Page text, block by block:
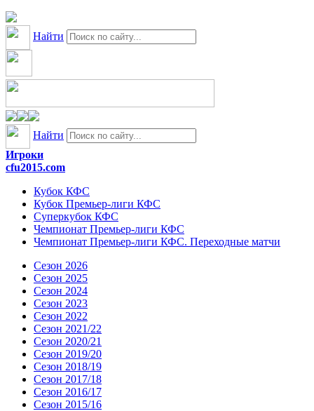
Найти
Найти
Игроки
cfu2015.com
Кубок КФС
Кубок Премьер-лиги КФС
Суперкубок КФС
Чемпионат Премьер-лиги КФС
Чемпионат Премьер-лиги КФС. Переходные матчи
Сезон 2026
Сезон 2025
Сезон 2024
Сезон 2023
Сезон 2022
Сезон 2021/22
Сезон 2020/21
Сезон 2019/20
Сезон 2018/19
Сезон 2017/18
Сезон 2016/17
Сезон 2015/16